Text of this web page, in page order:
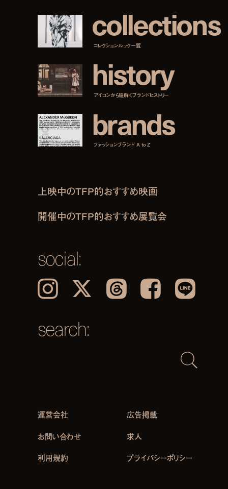
collections
コレクションルック一覧
history
アイコンから紐解くブランドヒストリー
brands
ファッションブランド A to Z
上映中のTFP的おすすめ映画
開催中のTFP的おすすめ展覧会
social:
Instagram 𝕏 Threads Facebook LINE
search:
運営会社
広告掲載
お問い合わせ
求人
利用規約 プライバシーポリシー